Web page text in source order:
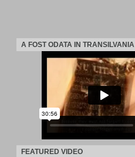
A FOST ODATA IN TRANSILVANIA
FEATURED VIDEO